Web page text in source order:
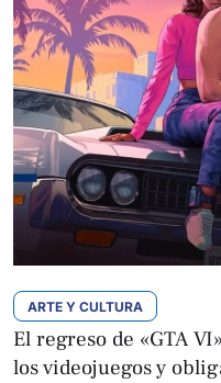
ARTE Y CULTURA
El regreso de «GTA
los videojuegos y